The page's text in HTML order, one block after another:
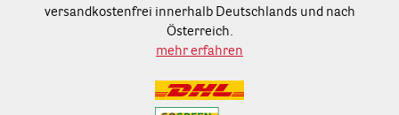
versandkostenfrei innerhalb Deutschlands und nach
Österreich.
mehr erfahren